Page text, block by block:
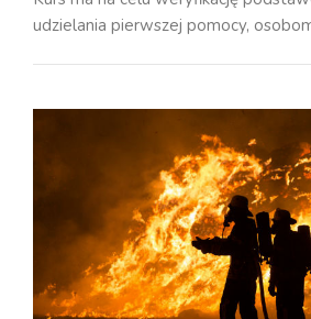
udzielania pierwszej pomocy,